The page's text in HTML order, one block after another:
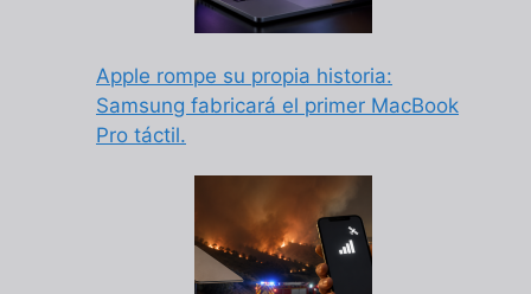
Apple rompe su propia historia:
Samsung fabricará el primer MacBook
Pro táctil.